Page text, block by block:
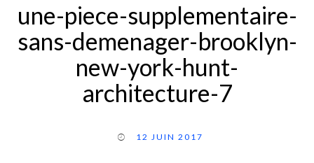
une-piece-supplementaire-
sans-demenager-brooklyn-
new-york-hunt-
architecture-7
12 JUIN 2017